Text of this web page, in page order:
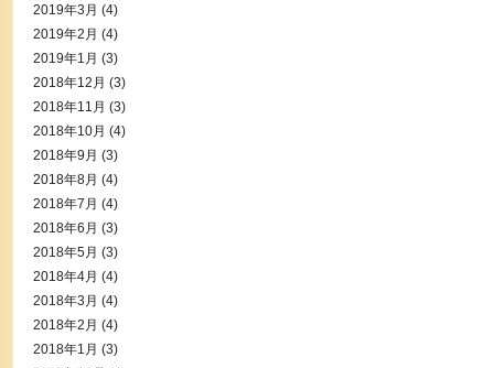
2019年3月 (4)
2019年2月 (4)
2019年1月 (3)
2018年12月 (3)
2018年11月 (3)
2018年10月 (4)
2018年9月 (3)
2018年8月 (4)
2018年7月 (4)
2018年6月 (3)
2018年5月 (3)
2018年4月 (4)
2018年3月 (4)
2018年2月 (4)
2018年1月 (3)